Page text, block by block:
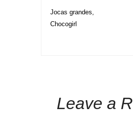
Jocas grandes,
Chocogirl
Leave a